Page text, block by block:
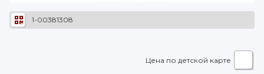
1-00381308
Цена по детской карте